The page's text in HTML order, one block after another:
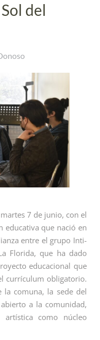
del
7 de junio, con el
educativa que nació en
entre el grupo Inti-
Florida, que ha dado
educacional que
currículum obligatorio.
la comuna, la sede del
a la comunidad,
como núcleo